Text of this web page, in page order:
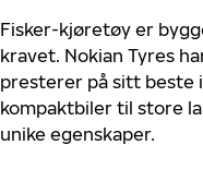
Fisker-kjøretøy er
kravet. Nokian Tyres
presterer på sitt beste
kompaktbiler til store
unike egenskaper.